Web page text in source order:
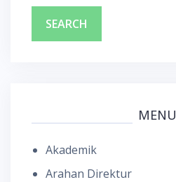
MENU
Akademik
Arahan Direktur